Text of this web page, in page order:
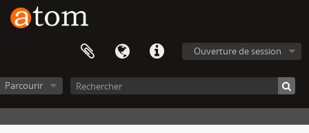
Ouverture de session
Parcourir